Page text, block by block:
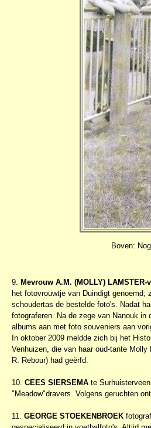
Boven:
9. Mevrouw A.M. (MOLLY) LAMSTER-
het fotovrouwtje van Duindigt
schoudertas de bestelde foto's. Nadat
fotograferen. Na de zege van Nanouk in
albums aan met foto souveniers aan
In oktober 2009 meldde zich bij het
Venhuizen, die van haar oud-tante
R. Rebour) had geërfd.
10.CEES SIERSEMA te
"Meadow"dravers. Volgens geruchten
11.GEORGE STOEKENBROEK